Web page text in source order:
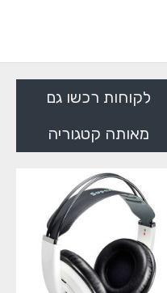
לקוחות רכשו גם
מאותה קטגוריה